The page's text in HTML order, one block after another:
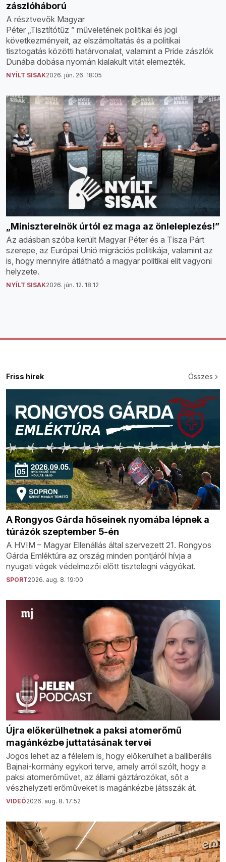
zászlóháború
A résztvevők Magyar
Péter „Tisztítótűz ” műveletének politikai és jogi
következményeit, az elszámoltatás és a politikai
tisztogatás közötti határvonalat, valamint a Pride zászlók
Dunába dobása nyomán kialakult vitát elemezték.
NYÍLT SISAK2026. jún. 26. 18:05
„Miniszterelnök úrtól ez maga az önleleplezés!”
Az adásban szóba került Magyar Péter és a Tisza Párt
szerepe, az Európai Unió migrációs politikája, valamint az
is, hogy mennyire átlátható a magyar politikai elit vagyoni
helyzete.
NYÍLT SISAK2026. jún. 12. 18:12
Friss hírek Összes
A Rongyos Gárda hőseinek nyomába lépnek a
túrázók szeptember 5-én
A HVIM – Magyar Ellenállás által szervezett 21. Rongyos
Gárda Emléktúra az ország minden pontjáról hívja a
nyugati végek védelmezői előtt tisztelegni vágyókat.
SPORT2026. aug. 8. 19:00
Újra előkerülhetnek a paksi atomerőmű
magánkézbe juttatásának tervei
Jogos lehet az a félelem is, hogy előkerülhet a balliberális
Bajnai-kormány egykori terve, amely arról szólt, hogy a
paksi atomerőművet, az állami gáztározókat, sőt a
vészhelyzeti erőműveket is magánkézbe játsszák át.
VIDEÓ2026. aug. 8. 17:52